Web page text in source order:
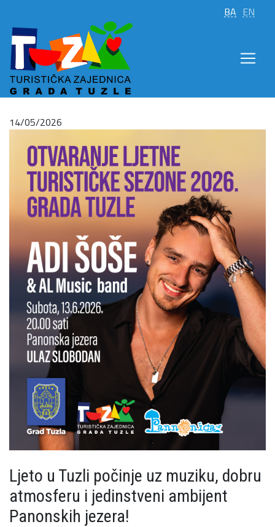
BA EN
14/05/2026
Ljeto u Tuzli počinje uz muziku, dobru
atmosferu i jedinstveni ambijent
Panonskih jezera!